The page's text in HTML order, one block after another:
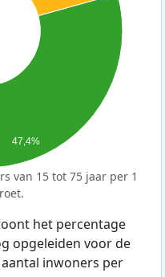
47,4%
van 15 tot 75 jaar per 1
het percentage
opgeleiden voor de
inwoners per